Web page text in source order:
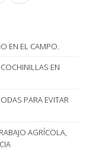
EN EL CAMPO.
EN
PARA EVITAR
AGRÍCOLA,